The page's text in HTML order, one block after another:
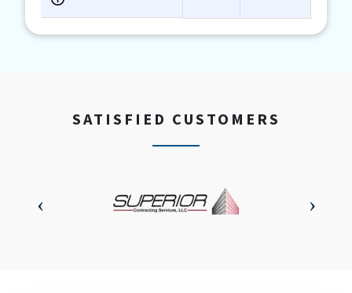
SATISFIED CUSTOMERS